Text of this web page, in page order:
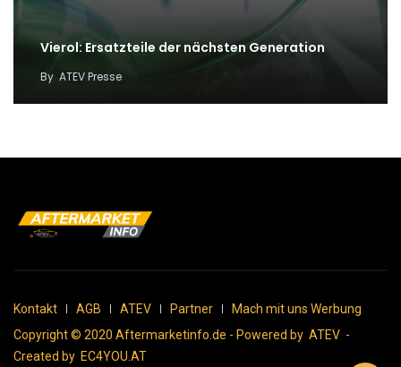
Vierol: Ersatzteile der nächsten Generation
By ATEV Presse
Kontakt AGB ATEV Partner
Mach mit uns Werbung
Copyright © 2020 Aftermarketinfo.de - Powered by ATEV -
Created by EC4YOU.AT